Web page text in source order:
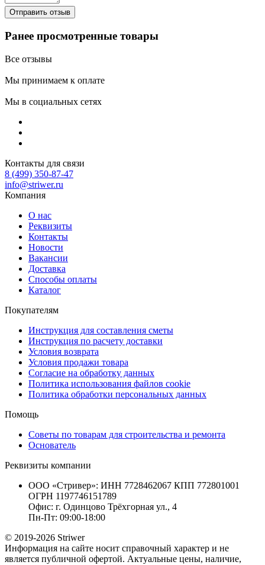
Ранее просмотренные товары
Все отзывы
Мы принимаем к оплате
Мы в социальных сетях
Контакты для связи
8 (499) 350-87-47
info@striwer.ru
Компания
О нас
Реквизиты
Контакты
Новости
Вакансии
Доставка
Способы оплаты
Каталог
Покупателям
Инструкция для составления сметы
Инструкция по расчету доставки
Условия возврата
Условия продажи товара
Согласие на обработку данных
Политика использования файлов cookie
Политика обработки персональных данных
Помощь
Советы по товарам для строительства и ремонта
Основатель
Реквизиты компании
ООО «Стривер»: ИНН 7728462067 КПП 772801001
ОГРН 1197746151789
Офис: г. Одинцово Трёхгорная ул., 4
Пн-Пт: 09:00-18:00
© 2019-2026 Striwer
Информация на сайте носит справочный характер и не
является публичной офертой. Актуальные цены, наличие,